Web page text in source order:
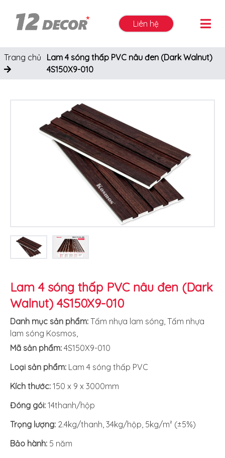
Liên hệ
Trang chủ
Lam 4 sóng thấp PVC nâu đen (Dark Walnut)
4S150X9-010
Lam 4 sóng thấp PVC nâu đen (Dark
Walnut) 4S150X9-010
Danh mục sản phẩm: Tấm nhựa lam sóng Tấm nhựa
lam sóng Kosmos
Mã sản phẩm: 4S150X9-010
Loại sản phẩm: Lam 4 sóng thấp PVC
Kích thước: 150 x 9 x 3000mm
Đóng gói: 14thanh/hộp
Trọng lượng: 2.4kg/thanh, 34kg/hộp, 5kg/m² (±5%)
Bảo hành: 5 năm